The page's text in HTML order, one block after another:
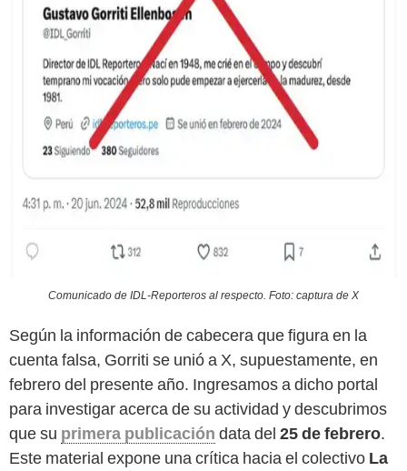
Comunicado de IDL-Reporteros al respecto. Foto: captura de X
Según la información de cabecera que figura en la
cuenta falsa, Gorriti se unió a X, supuestamente, en
febrero del presente año. Ingresamos a dicho portal
para investigar acerca de su actividad y descubrimos
que su primera publicación data del 25 de febrero.
Este material expone una crítica hacia el colectivo La